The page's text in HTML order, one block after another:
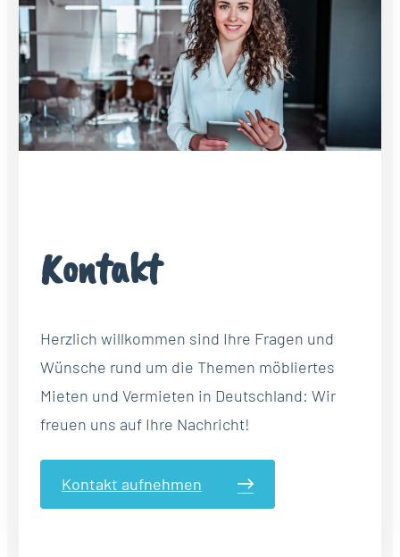
Kontakt
Herzlich willkommen sind Ihre Fragen und
Wünsche rund um die Themen möbliertes
Mieten und Vermieten in Deutschland: Wir
freuen uns auf Ihre Nachricht!
Kontakt aufnehmen